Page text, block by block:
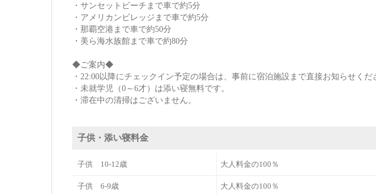
・サンセットビーチまで車で約5分
・アメリカンビレッジまで車で約5分
・那覇空港まで車で約50分
・美ら海水族館まで車で約80分
◆ご案内◆
・22:00以降にチェックイン予定の場合は、事前に宿泊施設まで直接お知らせくだ
・未就学児（0～6才）は添い寝無料です。
・滞在中の清掃はございません。
子供・添い寝料金
子供 10-12歳 大人料金の100％
子供 6-9歳 大人料金の100％